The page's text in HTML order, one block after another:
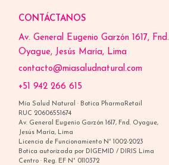
CONTÁCTANOS
Av. General Eugenio Garzón 1617, Fnd.
Oyague, Jesús María, Lima
contacto@miasaludnatural.com
+51 942 266 615
Mía Salud Natural · Botica PharmaRetail
RUC 20606551674
Av. General Eugenio Garzón 1617, Fnd. Oyague,
Jesús María, Lima
Licencia de Funcionamiento N° 1002-2023
Botica autorizada por DIGEMID / DIRIS Lima
Centro · Reg. EF N° 0110372